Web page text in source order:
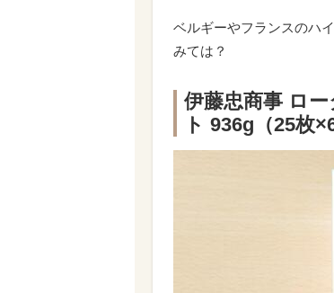
ベルギーやフランスのハ
みては？
伊藤忠商事 ロ
ト 936g（25枚